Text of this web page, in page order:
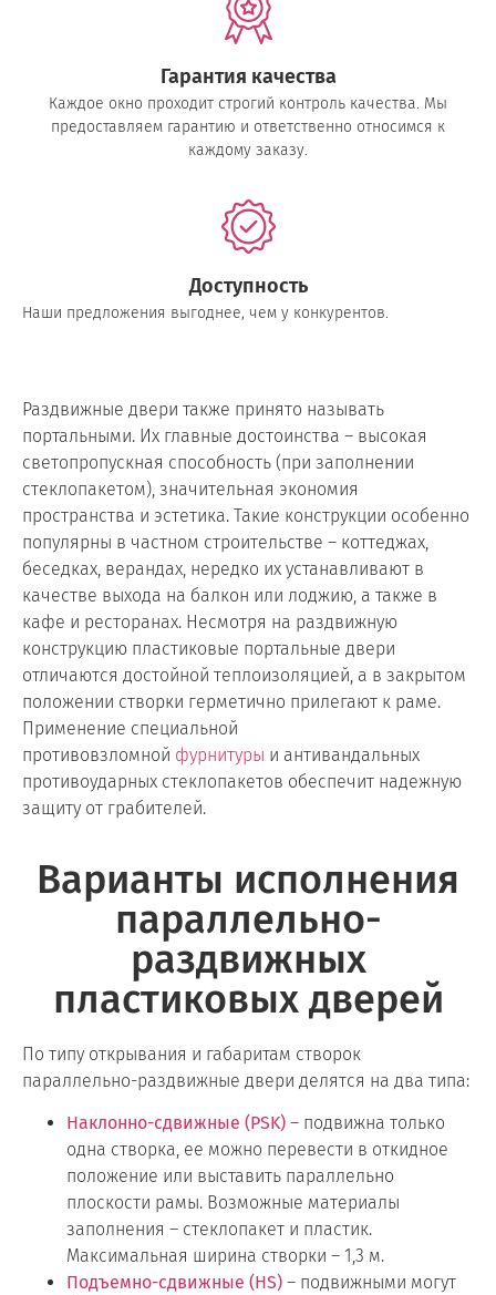
Гарантия качества
Каждое окно проходит строгий контроль качества. Мы
предоставляем гарантию и ответственно относимся к
каждому заказу.
Доступность
Наши предложения выгоднее, чем у конкурентов.
Раздвижные двери также принято называть
портальными. Их главные достоинства – высокая
светопропускная способность (при заполнении
стеклопакетом), значительная экономия
пространства и эстетика. Такие конструкции особенно
популярны в частном строительстве – коттеджах,
беседках, верандах, нередко их устанавливают в
качестве выхода на балкон или лоджию, а также в
кафе и ресторанах. Несмотря на раздвижную
конструкцию пластиковые портальные двери
отличаются достойной теплоизоляцией, а в закрытом
положении створки герметично прилегают к раме.
Применение специальной
противовзломной фурнитуры и антивандальных
противоударных стеклопакетов обеспечит надежную
защиту от грабителей.
Варианты исполнения
параллельно-
раздвижных
пластиковых дверей
По типу открывания и габаритам створок
параллельно-раздвижные двери делятся на два типа:
Наклонно-сдвижные (PSK) – подвижна только
одна створка, ее можно перевести в откидное
положение или выставить параллельно
плоскости рамы. Возможные материалы
заполнения – стеклопакет и пластик.
Максимальная ширина створки – 1,3 м.
Подъемно-сдвижные (HS) – подвижными могут